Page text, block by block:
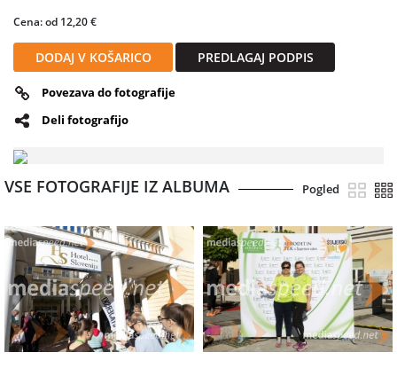
Cena: od 12,20 €
DODAJ V KOŠARICO PREDLAGAJ PODPIS
Povezava do fotografije
Deli fotografijo
VSE FOTOGRAFIJE IZ ALBUMA Pogled